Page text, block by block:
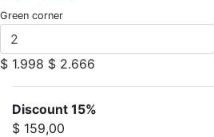
Green corner
$ 1.998 $ 2.666
Discount 15%
$ 159,00